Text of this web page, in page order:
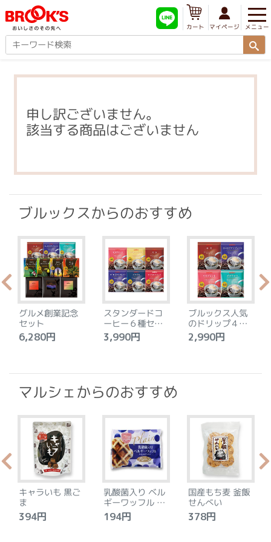
メニュー
マイページ
カート
申し訳ございません。
該当する商品はございません
ブルックスからのおすすめ
グルメ創業記念
セット
6,280円
スタンダードコ
ーヒー６種セッ
ト
3,990円
ブルックス人気
のドリップ４種
セット
2,990円
マルシェからのおすすめ
キャラいも 黒ご
ま
394円
乳酸菌入り ベル
ギーワッフル プ
レーン
194円
国産もち麦 釜飯
せんべい
378円